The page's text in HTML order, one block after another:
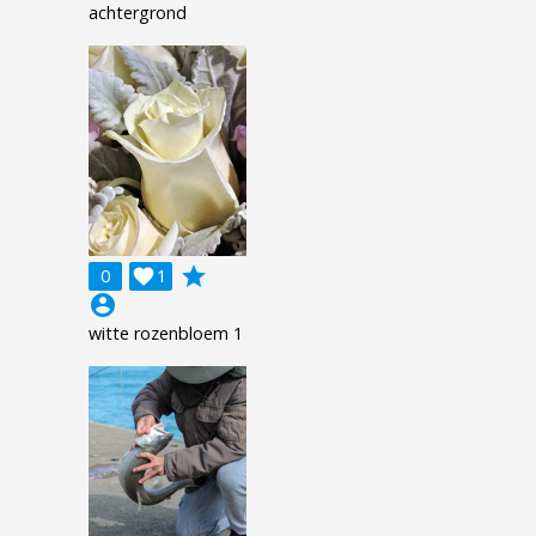
achtergrond
0 1

grade
account_circle
witte rozenbloem 1